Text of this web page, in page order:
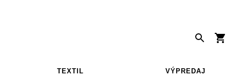
TEXTIL VÝPREDAJ